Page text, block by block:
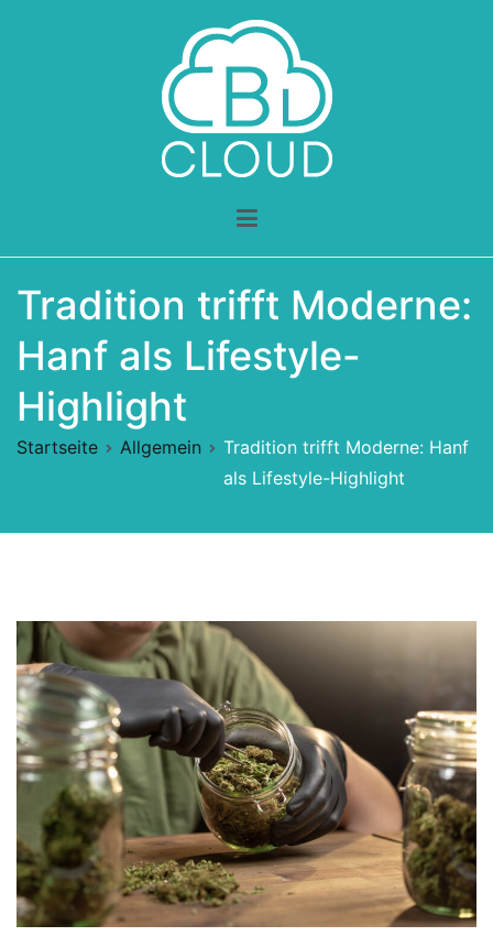
Tradition trifft Moderne:
Hanf als Lifestyle-
Highlight
Startseite Allgemein
Tradition trifft Moderne: Hanf
als Lifestyle-Highlight